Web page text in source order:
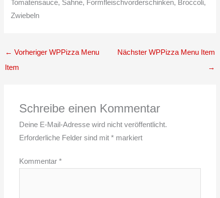
Tomatensauce, Sahne, Formfleischvorderschinken, Broccoli,
Zwiebeln
← Vorheriger WPPizza Menu
Item
Nächster WPPizza Menu Item
→
Schreibe einen Kommentar
Deine E-Mail-Adresse wird nicht veröffentlicht.
Erforderliche Felder sind mit* markiert
Kommentar*